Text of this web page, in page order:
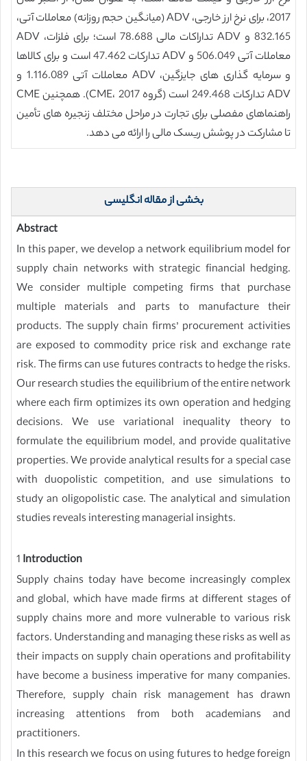
2017، برای نرخ ارز خارجی، ADV (میانگین حجم روزانه) معاملات آتی،
832.165 و ADV تداراکات مالی 78.688 است؛ برای فلزات، ADV
معاملات آتی 506.049 و ADV تدارکات 47.462 است و برای کالاها
و سرمایه گذاری های جایزگین، ADV معاملات آتی 1.116.089 و
ADV تدارکات 249.468 است (گروه CME، 2017). همچنین CME
راهنماهای مفصلی برای تجارت در مراحل مختلف زنجیره های تأمین
تا مشارکت در پوشش ریسک مالی را ارائه می دهد.
بخشی از مقاله انگلیسی
Abstract
In this paper, we develop a network equilibrium model for
supply chain networks with strategic financial hedging.
We consider multiple competing firms that purchase
multiple materials and parts to manufacture their
products. The supply chain firms’ procurement activities
are exposed to commodity price risk and exchange rate
risk. The firms can use futures contracts to hedge the risks.
Our research studies the equilibrium of the entire network
where each firm optimizes its own operation and hedging
decisions. We use variational inequality theory to
formulate the equilibrium model, and provide qualitative
properties. We provide analytical results for a special case
with duopolistic competition, and use simulations to
study an oligopolistic case. The analytical and simulation
studies reveals interesting managerial insights.
1 Introduction
Supply chains today have become increasingly complex
and global, which have made firms at different stages of
supply chains more and more vulnerable to various risk
factors. Understanding and managing these risks as well as
their impacts on supply chain operations and profitability
have become a business imperative for many companies.
Therefore, supply chain risk management has drawn
increasing attentions from both academians and
practitioners.
In this research we focus on using futures to hedge foreign